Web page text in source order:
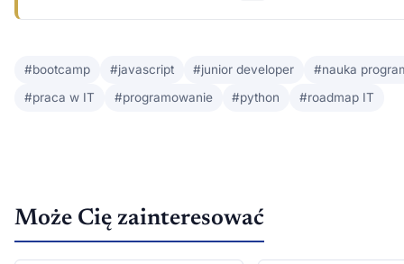
#bootcamp #javascript #junior developer
#nauka
#praca w IT
#programowanie #python #roadmap IT
Może Cię zainteresować